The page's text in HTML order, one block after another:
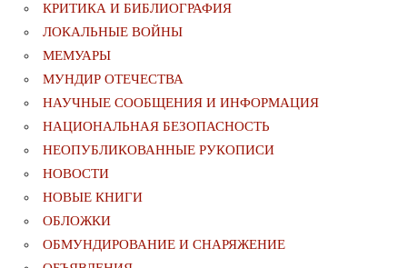
КРИТИКА И БИБЛИОГРАФИЯ
ЛОКАЛЬНЫЕ ВОЙНЫ
МЕМУАРЫ
МУНДИР ОТЕЧЕСТВА
НАУЧНЫЕ СООБЩЕНИЯ И ИНФОРМАЦИЯ
НАЦИОНАЛЬНАЯ БЕЗОПАСНОСТЬ
НЕОПУБЛИКОВАННЫЕ РУКОПИСИ
НОВОСТИ
НОВЫЕ КНИГИ
ОБЛОЖКИ
ОБМУНДИРОВАНИЕ И СНАРЯЖЕНИЕ